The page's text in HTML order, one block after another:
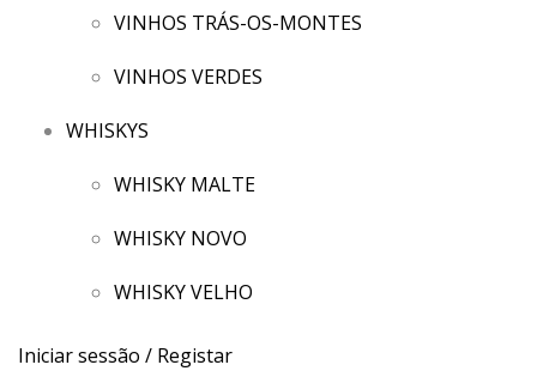
VINHOS TRÁS-OS-MONTES
VINHOS VERDES
WHISKYS
WHISKY MALTE
WHISKY NOVO
WHISKY VELHO
Iniciar sessão / Registar